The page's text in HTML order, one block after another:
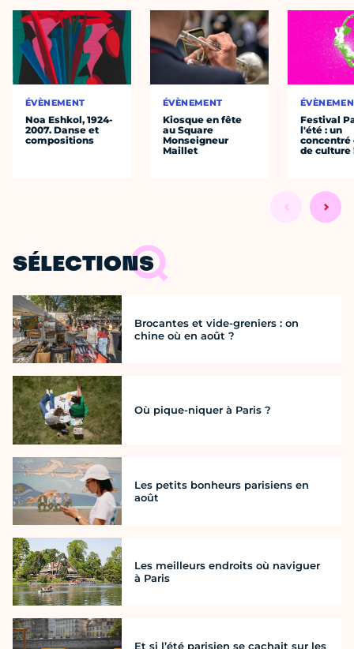
ÉVÈNEMENT
Noa Eshkol, 1924-
2007. Danse et
compositions
ÉVÈNEMENT
Kiosque en fête
au Square
Monseigneur
Maillet
Festival
l'été : un
concentré
de culture
SÉLECTIONS
Brocantes et vide-greniers : on
chine où en août ?
Où pique-niquer à Paris ?
Les petits bonheurs parisiens en
août
Les meilleurs endroits où naviguer
à Paris
Et si l’été parisien se cachait sur les